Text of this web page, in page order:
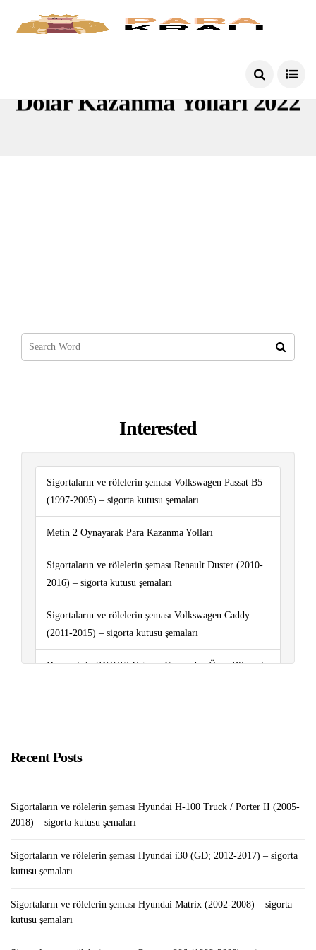
Dolar Kazanma Yolları 2022
Interested
Sigortaların ve rölelerin şeması Volkswagen Passat B5
(1997-2005) – sigorta kutusu şemaları
Metin 2 Oynayarak Para Kazanma Yolları
Sigortaların ve rölelerin şeması Renault Duster (2010-
2016) – sigorta kutusu şemaları
Sigortaların ve rölelerin şeması Volkswagen Caddy
(2011-2015) – sigorta kutusu şemaları
Dogecoin’e (DOGE) Yatırım Yapmadan Önce Bilmeniz
Kontrol Edilir / Düzenlenir / Silinir
Recent Posts
Sigortaların ve rölelerin şeması Hyundai H-100 Truck / Porter II (2005-
2018) – sigorta kutusu şemaları
Sigortaların ve rölelerin şeması Hyundai i30 (GD; 2012-2017) – sigorta
kutusu şemaları
Sigortaların ve rölelerin şeması Hyundai Matrix (2002-2008) – sigorta
kutusu şemaları